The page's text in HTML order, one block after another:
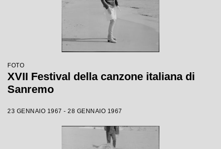
FOTO
XVII Festival della canzone italiana di
Sanremo
23 GENNAIO 1967 - 28 GENNAIO 1967